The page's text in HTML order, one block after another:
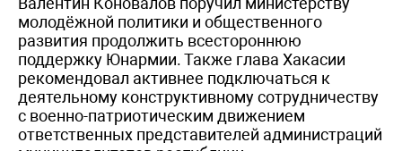
молодёжной политики и общественного
развития продолжить всестороннюю
поддержку Юнармии. Также глава Хакасии
рекомендовал активнее подключаться к
деятельному конструктивному сотрудничеству
с военно-патриотическим движением
ответственных представителей администраций